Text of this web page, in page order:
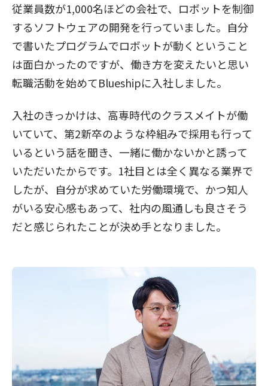
従業員数が1,000名ほどの会社で、ロボットを制御
するソフトウェアの開発を行っていました。自分
で書いたプログラムでロボットが動くということ
は面白かったのですが、働き方を変えたいと思い
転職活動を始めてBlueshipに入社しました。
入社のきっかけは、高専時代のクラスメイトが働
いていて、第2新卒のような枠組みで採用も行って
いるという話を聞き、一緒に働かないかと誘って
いただいたからです。1社目とは全く異なる業界で
したが、自分が求めていた労働環境で、かつ知人
がいる安心感もあって、社内の風通しも良さそう
だと感じられたことが決め手となりました。